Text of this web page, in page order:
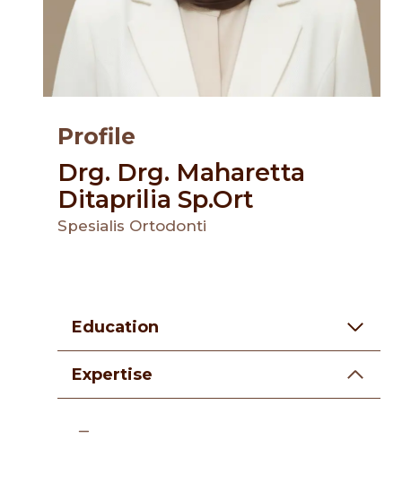
Profile
Drg. Drg. Maharetta
Ditaprilia Sp.Ort
Spesialis Ortodonti
Education
Expertise